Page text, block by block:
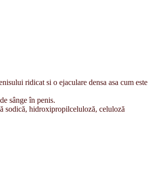
ridicat si o ejaculare densa asa cum este
sânge în penis.
sodică, hidroxipropilceluloză, celuloză